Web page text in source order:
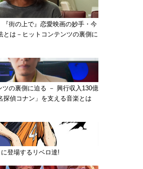
『街の上で』恋愛映画の妙手・今
とは－ヒットコンテンツの裏側に
ツの裏側に迫る － 興行収入130億
探偵コナン」を支える音楽とは
に登場するリベロ達!